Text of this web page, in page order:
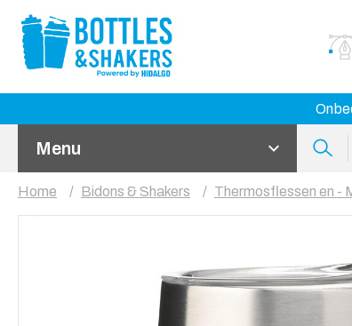
Menu
Home Bidons & Shakers Thermosflessen en -